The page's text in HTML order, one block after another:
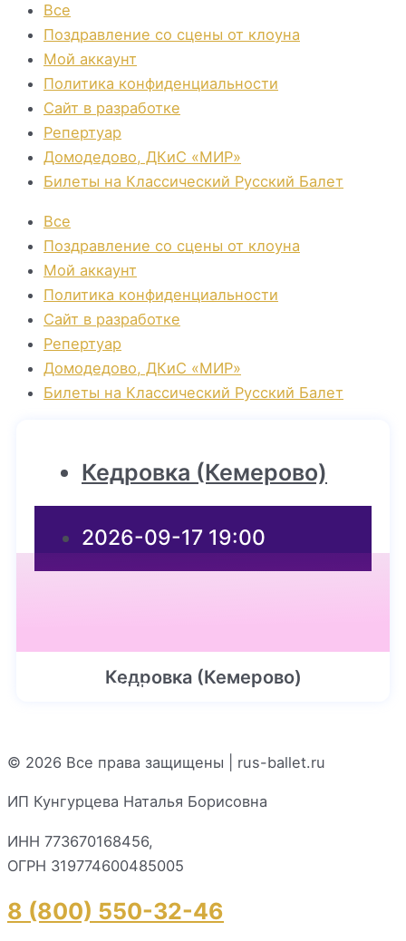
Все
Поздравление со сцены от клоуна
Мой аккаунт
Политика конфиденциальности
Сайт в разработке
Репертуар
Домодедово, ДКиС «МИР»
Билеты на Классический Русский Балет
Все
Поздравление со сцены от клоуна
Мой аккаунт
Политика конфиденциальности
Сайт в разработке
Репертуар
Домодедово, ДКиС «МИР»
Билеты на Классический Русский Балет
Кедровка (Кемерово)
2026-09-17 19:00
Кедровка (Кемерово)
ПОДРОБНЕЕ
© 2026 Все права защищены | rus-ballet.ru
ИП Кунгурцева Наталья Борисовна
ИНН 773670168456,
ОГРН 319774600485005
8 (800) 550-32-46